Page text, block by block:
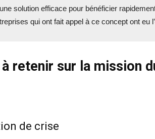
solution efficace pour bénéficier
qui ont fait appel à ce concept ont eu
retenir sur la mission
de crise